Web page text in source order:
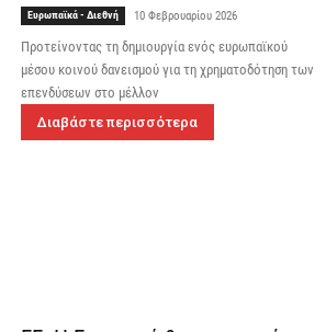
Ευρωπαϊκά - Διεθνή 10 Φεβρουαρίου 2026
Προτείνοντας τη δημιουργία ενός ευρωπαϊκού
μέσου κοινού δανεισμού για τη χρηματοδότηση των
επενδύσεων στο μέλλον
Διαβάστε περισσότερα